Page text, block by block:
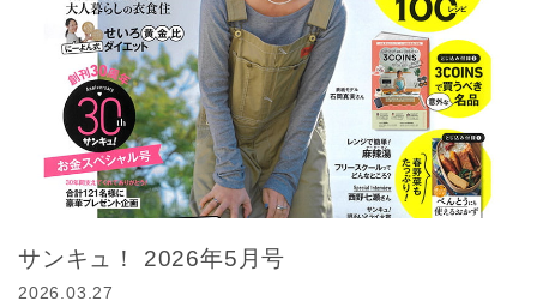
サンキュ！ 2026年5月号
2026.03.27